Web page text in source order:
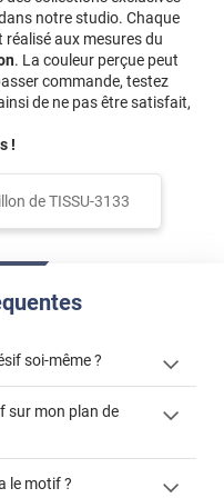
notre studio. Chaque
aux mesures du
. La couleur perçue peut
commande, testez
de ne pas être satisfait,
!
deTISSU-3133
soi-même ?
adhésif ? »
sur mon plan de
le motif ?